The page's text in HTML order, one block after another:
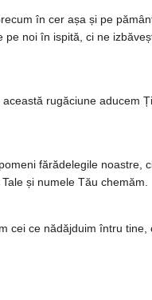
în cer așa și pe
noi în ispită, ci ne
rugă­ciune a­du­cem
fărăde­legile noastre,
și numele Tău chemăm.
cei ce nădăj­duim întru